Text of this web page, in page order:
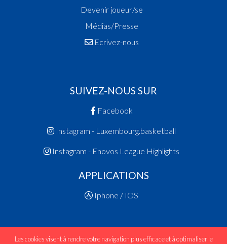
Devenir joueur/se
Médias/Presse
Ecrivez-nous
SUIVEZ-NOUS SUR
Facebook
Instagram - Luxembourg.basketball
Instagram - Enovos League Highlights
APPLICATIONS
Iphone / IOS
Les cookies visent à rendre votre navigation plus efficace et à optimaliser le